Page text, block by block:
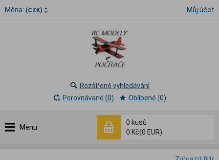
Měna: (CZK) Můj účet
Menu
0 kusů
0 Kč(0 EUR)
Rozšířené vyhledávání
Porovnávané (0)
Oblíbené (0)